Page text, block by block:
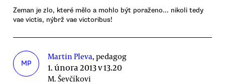
Zeman je zlo, které mělo a mohlo být poraženo... nikoli tedy
vae victis, nýbrž vae victoribus!
MP
Martin Pleva, pedagog
1. února 2013 v 13.20
M. Ševčíkovi